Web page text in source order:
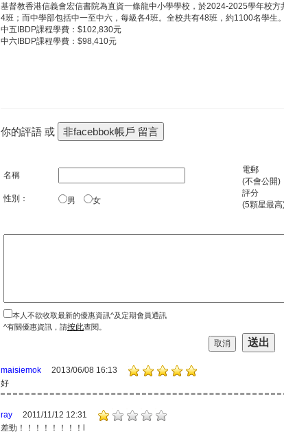
基督教香港信義會宏信書院為直資一條龍中小學學校，於2024-2025學年校
4班；而中學部包括中一至中六，每級各4班。全校共有48班，約1100名學生。
中五IBDP課程學費：$102,830元
中六IBDP課程學費：$98,410元
你的評語 或
名稱
電郵
(不會公開)
性別：
男 女
評分
(5顆星最高
本人不欲收取最新的優惠資訊^及定期會員通訊
^有關優惠資訊，請按此查閱。
maisiemok
2013/06/08 16:13
好
ray
2011/11/12 12:31
差勁！！！！！！！！l